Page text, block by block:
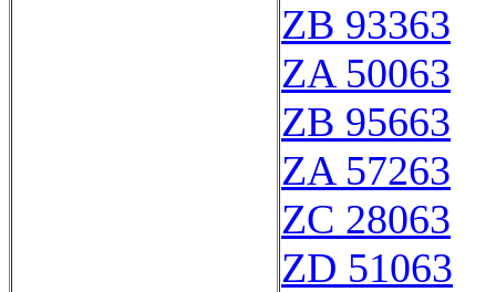
ZB 93363
ZA 50063
ZB 95663
ZA 57263
ZC 28063
ZD 51063